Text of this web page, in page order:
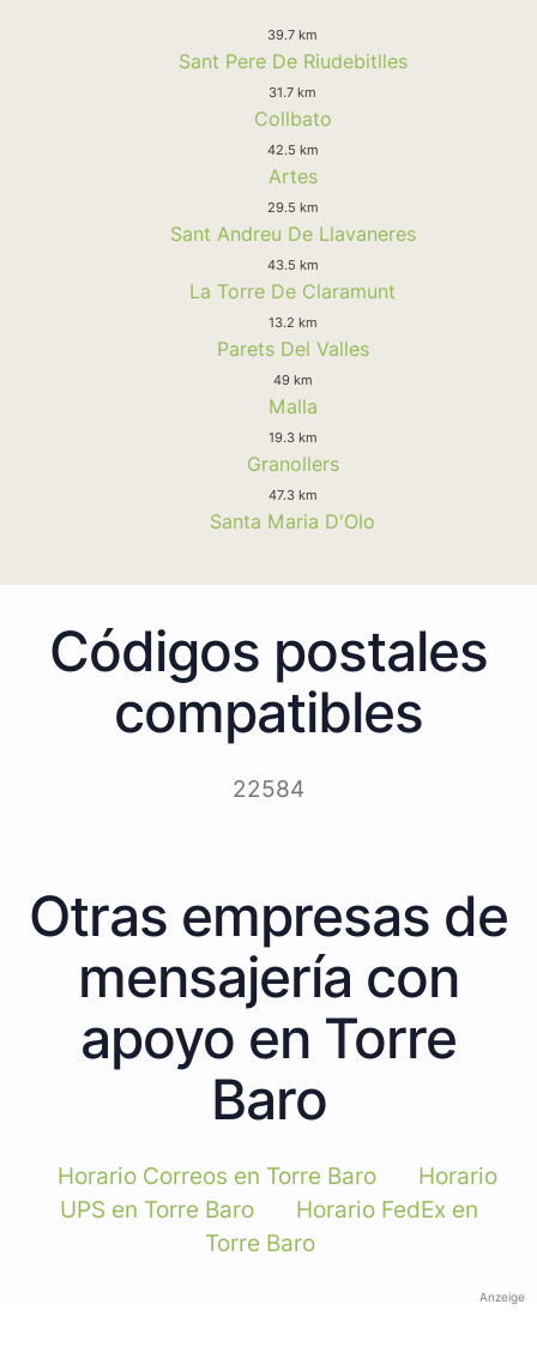
39.7 km
Sant Pere De Riudebitlles
31.7 km
Collbato
42.5 km
Artes
29.5 km
Sant Andreu De Llavaneres
43.5 km
La Torre De Claramunt
13.2 km
Parets Del Valles
49 km
Malla
19.3 km
Granollers
47.3 km
Santa Maria D'Olo
Códigos postales
compatibles
22584
Otras empresas de
mensajería con
apoyo en Torre
Baro
Horario Correos en Torre Baro
Horario
UPS en Torre Baro
Horario FedEx en
Torre Baro
Anzeige